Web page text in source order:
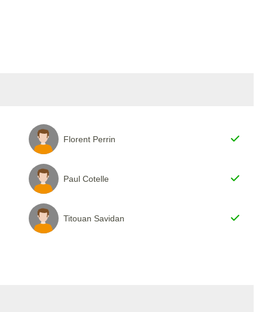
Florent Perrin
Paul Cotelle
Titouan Savidan